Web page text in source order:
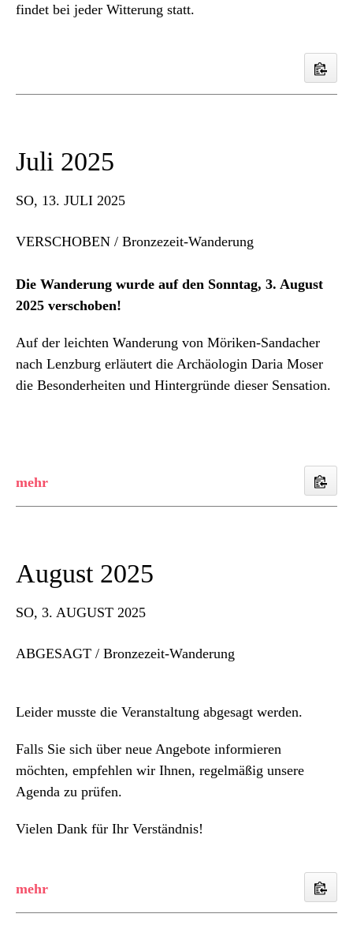
findet bei jeder Witterung statt.
Juli 2025
SO, 13. JULI 2025
VERSCHOBEN / Bronzezeit-Wanderung
Die Wanderung wurde auf den Sonntag, 3. August
2025 verschoben!
Auf der leichten Wanderung von Möriken-Sandacher
nach Lenzburg erläutert die Archäologin Daria Moser
die Besonderheiten und Hintergründe dieser Sensation.
August 2025
SO, 3. AUGUST 2025
ABGESAGT / Bronzezeit-Wanderung
Leider musste die Veranstaltung abgesagt werden.
Falls Sie sich über neue Angebote informieren
möchten, empfehlen wir Ihnen, regelmäßig unsere
Agenda zu prüfen.
Vielen Dank für Ihr Verständnis!